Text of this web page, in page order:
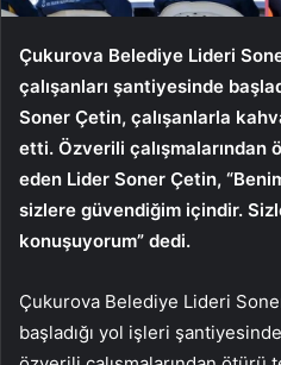
Çukurova Belediye Lideri
çalışanları şantiyesinde
Soner Çetin, çalışanlarla
etti. Özverili
eden Lider Soner Çetin,
sizlere güvendiğim içindir.
konuşuyorum” dedi.
Çukurova Belediye Lideri
başladığı yol işleri